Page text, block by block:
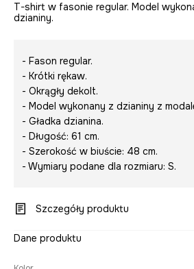
T-shirt w fasonie regular. Model
dzianiny.
- Fason regular.
- Krótki rękaw.
- Okrągły dekolt.
- Model wykonany z dzianiny z
- Gładka dzianina.
- Długość: 61 cm.
- Szerokość w biuście: 48 cm.
- Wymiary podane dla rozmiaru: S.
Szczegóły produktu
Dane produktu